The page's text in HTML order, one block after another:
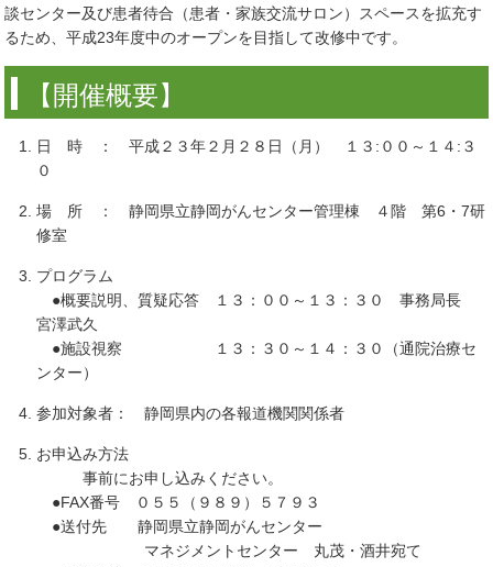
談センター及び患者待合（患者・家族交流サロン）スペースを拡充す
るため、平成23年度中のオープンを目指して改修中です。
【開催概要】
日 時 ： 平成２３年２月２８日（月） １３:００～１４:３
０
場 所 ： 静岡県立静岡がんセンター管理棟 ４階 第6・7研
修室
プログラム
●概要説明、質疑応答 １３：００～１３：３０ 事務局長
宮澤武久
●施設視察 １３：３０～１４：３０（通院治療セ
ンター）
参加対象者： 静岡県内の各報道機関関係者
お申込み方法
事前にお申し込みください。
●FAX番号 ０５５（９８９）５７９３
●送付先 静岡県立静岡がんセンター
マネジメントセンター 丸茂・酒井宛て